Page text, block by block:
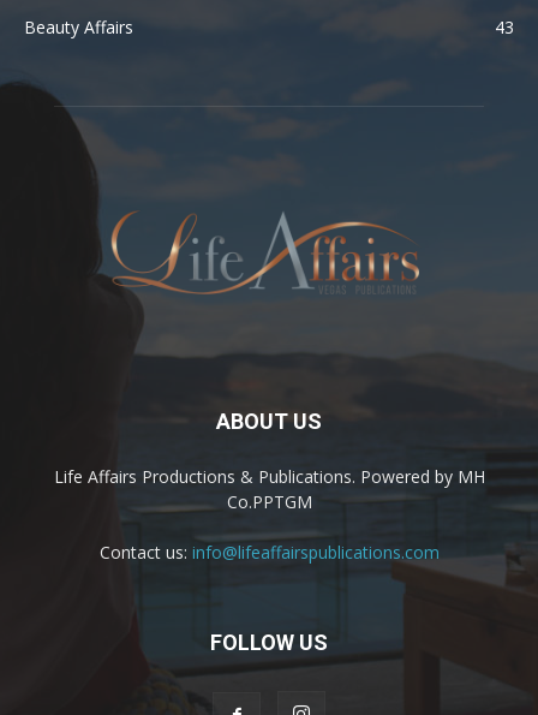
Beauty Affairs
43
ABOUT US
Life Affairs Productions & Publications. Powered by MH
Co.PPTGM
Contact us: info@lifeaffairspublications.com
FOLLOW US